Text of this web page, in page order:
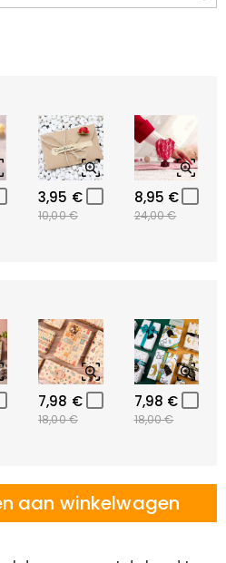
3,95 €
10,00 €
8,95 €
24,00 €
7,98 €
18,00 €
7,98 €
18,00 €
aan winkelwagen